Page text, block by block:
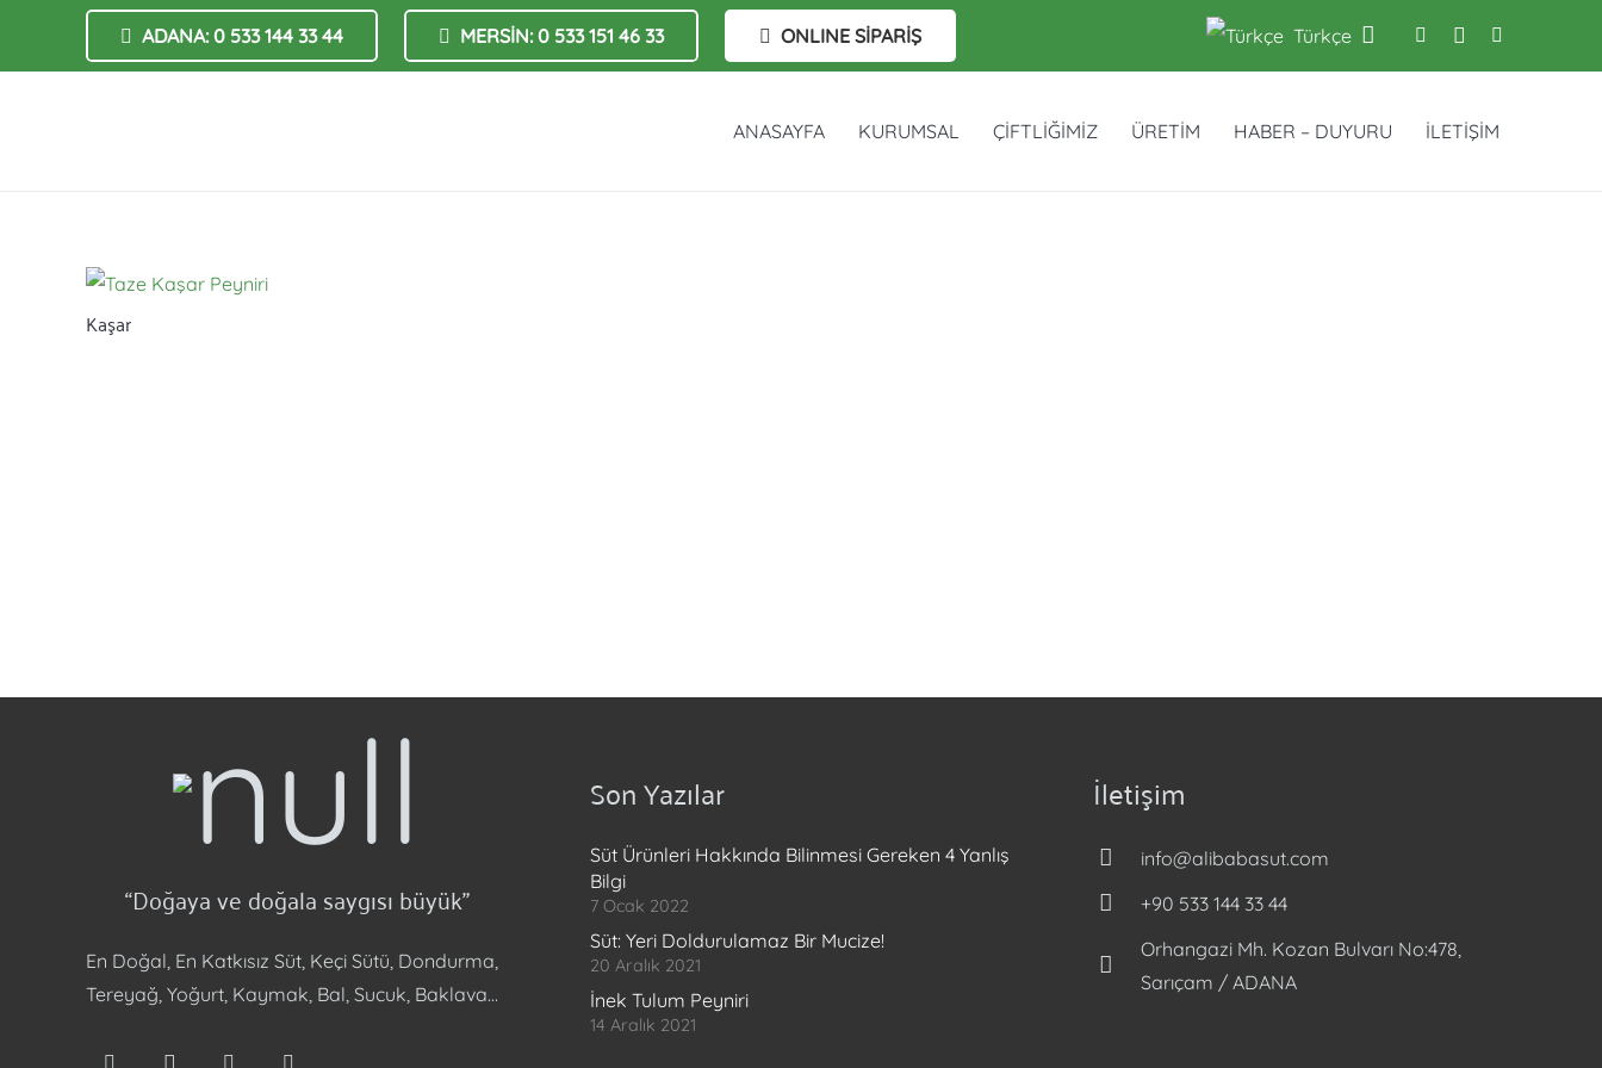
ADANA: 0 533 144 33 44 MERSİN: 0 533 151 46 33 ONLINE SİPARİŞ Türkçe
ANASAYFA KURUMSAL ÇİFTLİĞİMİZ ÜRETİM HABER – DUYURU İLETİŞİM
Kaşar
“Doğaya ve doğala saygısı büyük”
En Doğal, En Katkısız Süt, Keçi Sütü, Dondurma,
Tereyağ, Yoğurt, Kaymak, Bal, Sucuk, Baklava…
Son Yazılar
Süt Ürünleri Hakkında Bilinmesi Gereken 4 Yanlış
Bilgi
7 Ocak 2022
Süt: Yeri Doldurulamaz Bir Mucize!
20 Aralık 2021
İnek Tulum Peyniri
14 Aralık 2021
İletişim
info@alibabasut.com
+90 533 144 33 44
Orhangazi Mh. Kozan Bulvarı No:478,
Sarıçam / ADANA